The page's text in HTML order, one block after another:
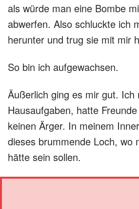
als würde man eine Bombe
abwerfen. Also schluckte ich
herunter und trug sie mit mir
So bin ich aufgewachsen.
Äußerlich ging es mir gut. Ich
Hausaufgaben, hatte
keinen Ärger. In meinem
dieses brummende Loch, wo
hätte sein sollen.